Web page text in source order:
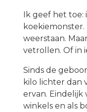
Ik geef het toe:
weerstaan.
vetrollen. Of in
Sinds de
kilo lichter dan
ervan.
winkels en als